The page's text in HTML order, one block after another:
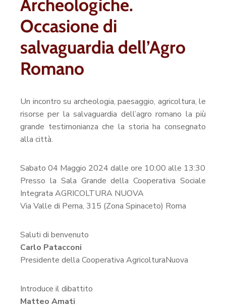
Archeologiche.
Occasione di
salvaguardia dell’Agro
Romano
Un incontro su archeologia, paesaggio, agricoltura, le
risorse per la salvaguardia dell’agro romano la più
grande testimonianza che la storia ha consegnato
alla città.
Sabato 04 Maggio 2024 dalle ore 10:00 alle 13:30
Presso la Sala Grande della Cooperativa Sociale
Integrata AGRICOLTURA NUOVA
Via Valle di Perna, 315 (Zona Spinaceto) Roma
Saluti di benvenuto
Carlo Patacconi
Presidente della Cooperativa AgricolturaNuova
Introduce il dibattito
Matteo Amati